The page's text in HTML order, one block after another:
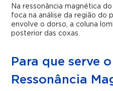
Na ressonância magnética
foca na análise da região do
envolve o dorso, a coluna
posterior das coxas.
Para que serve
Ressonância